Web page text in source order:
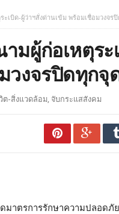
ะเบิด-ผู้ว่าฯสั่งด่านเข้ม พร้อมเชื่อมวงจร
มผู้ก่อเหตุระ
วงจรปิดทุกจุ
-สิ่งแวดล้อม, จับกระแสสังคม
ดมาตรการรักษาความปลอด